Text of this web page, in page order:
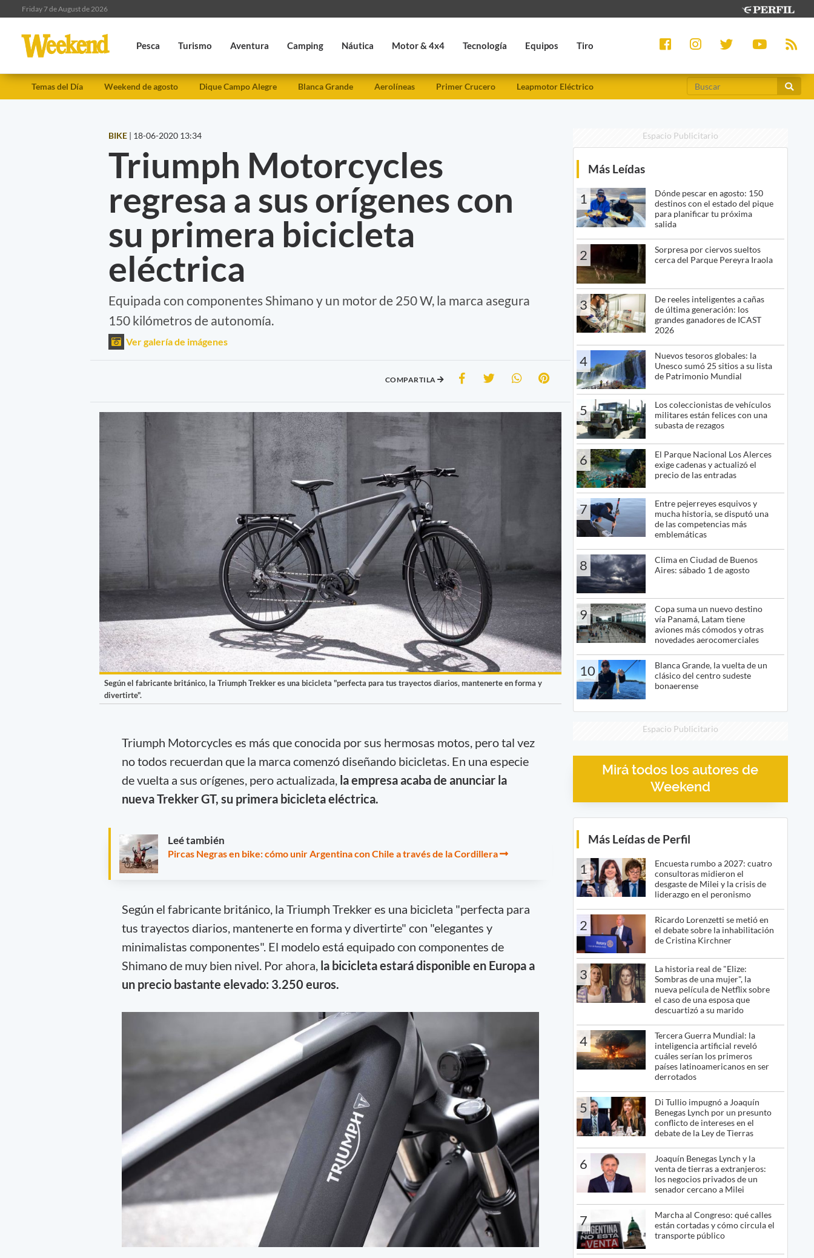
Friday 7 de August de 2026
Pesca Turismo Aventura Camping Náutica Motor & 4x4 Tecnología Equipos Tiro
Temas del Día Weekend de agosto Dique Campo Alegre Blanca Grande Aerolíneas Primer Crucero Leapmotor Eléctrico
BIKE | 18-06-2020 13:34
Triumph Motorcycles
regresa a sus orígenes con
su primera bicicleta
eléctrica
Equipada con componentes Shimano y un motor de 250 W, la marca asegura
150 kilómetros de autonomía.
Ver galería de imágenes
COMPARTILA
Según el fabricante británico, la Triumph Trekker es una bicicleta "perfecta para tus trayectos diarios, mantenerte en forma y
divertirte".
Triumph Motorcycles es más que conocida por sus hermosas motos, pero tal vez
no todos recuerdan que la marca comenzó diseñando bicicletas. En una especie
de vuelta a sus orígenes, pero actualizada, la empresa acaba de anunciar la
nueva Trekker GT, su primera bicicleta eléctrica.
Leé también
Pircas Negras en bike: cómo unir Argentina con Chile a través de la Cordillera
Según el fabricante británico, la Triumph Trekker es una bicicleta "perfecta para
tus trayectos diarios, mantenerte en forma y divertirte" con "elegantes y
minimalistas componentes". El modelo está equipado con componentes de
Shimano de muy bien nivel. Por ahora, la bicicleta estará disponible en Europa a
un precio bastante elevado: 3.250 euros.
Espacio Publicitario
Más Leídas
1
Dónde pescar en agosto: 150
destinos con el estado del pique
para planificar tu próxima
salida
2
Sorpresa por ciervos sueltos
cerca del Parque Pereyra Iraola
3
De reeles inteligentes a cañas
de última generación: los
grandes ganadores de ICAST
2026
4
Nuevos tesoros globales: la
Unesco sumó 25 sitios a su lista
de Patrimonio Mundial
5
Los coleccionistas de vehículos
militares están felices con una
subasta de rezagos
6
El Parque Nacional Los Alerces
exige cadenas y actualizó el
precio de las entradas
7
Entre pejerreyes esquivos y
mucha historia, se disputó una
de las competencias más
emblemáticas
8
Clima en Ciudad de Buenos
Aires: sábado 1 de agosto
9
Copa suma un nuevo destino
vía Panamá, Latam tiene
aviones más cómodos y otras
novedades aerocomerciales
10
Blanca Grande, la vuelta de un
clásico del centro sudeste
bonaerense
Espacio Publicitario
Mirá todos los autores de
Weekend
Más Leídas de Perfil
1
Encuesta rumbo a 2027: cuatro
consultoras midieron el
desgaste de Milei y la crisis de
liderazgo en el peronismo
2
Ricardo Lorenzetti se metió en
el debate sobre la inhabilitación
de Cristina Kirchner
3
La historia real de "Elize:
Sombras de una mujer", la
nueva película de Netflix sobre
el caso de una esposa que
descuartizó a su marido
4
Tercera Guerra Mundial: la
inteligencia artificial reveló
cuáles serían los primeros
países latinoamericanos en ser
derrotados
5
Di Tullio impugnó a Joaquín
Benegas Lynch por un presunto
conflicto de intereses en el
debate de la Ley de Tierras
6
Joaquín Benegas Lynch y la
venta de tierras a extranjeros:
los negocios privados de un
senador cercano a Milei
7
Marcha al Congreso: qué calles
están cortadas y cómo circula el
transporte público